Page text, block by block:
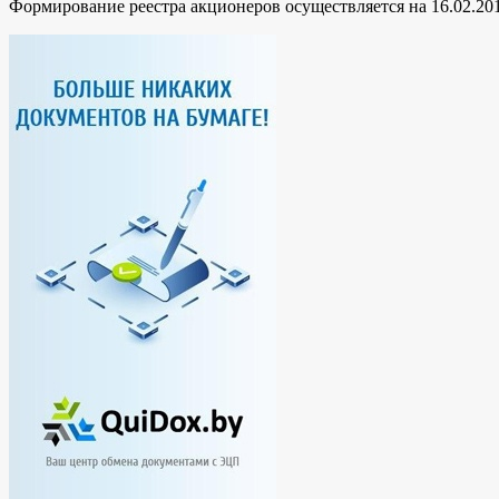
Формирование реестра акционеров осуществляется на